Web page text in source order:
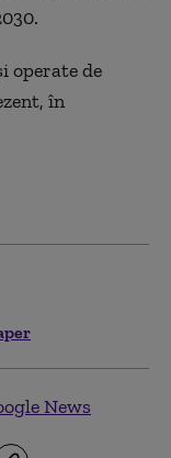
operate de
în
News